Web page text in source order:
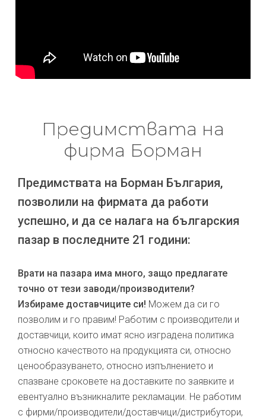
Предимствата на
фирма Борман
Предимствата на Борман България,
позволили на фирмата да работи
успешно, и да се налага на българския
пазар в последните 21 години:
Врати на пазара има много, защо предлагате
точно от тези заводи/производители?
Избираме доставчиците си! Можем да си го
позволим и го правим! Работим с производители и
доставчици, които имат ясно изградена политика
относно качеството на продукцията си, относно
ценообразуването, относно изпълнението и
спазване сроковете на доставките по заявките и
евентуално възникналите рекламации. Не работим
с фирми/производители/доставчици/дистрибутори,